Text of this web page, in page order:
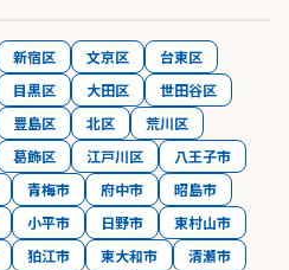
新宿区 文京区
台東区
目黒区 大田区
世田谷区
豊島区 北区
荒川区
葛飾区 江戸川区
八王子市
青梅市 府中市
昭島市
小平市 日野市
東村山市
狛江市 東大和市
清瀬市